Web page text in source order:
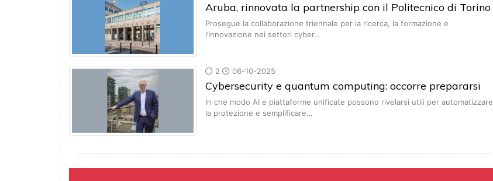
Aruba, rinnovata la partnership con il Politecnico di Torino
Prosegue la collaborazione triennale per la ricerca, la formazione e
l’innovazione nei settori cyber…
2 06-10-2025
Cybersecurity e quantum computing: occorre prepararsi
In che modo AI e piattaforme unificate possono rivelarsi utili per automatizzare
la protezione e semplificare…